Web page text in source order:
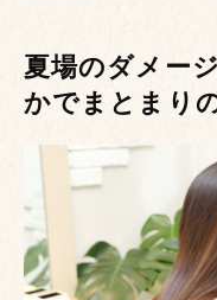
夏場のダメー
かでまとまり